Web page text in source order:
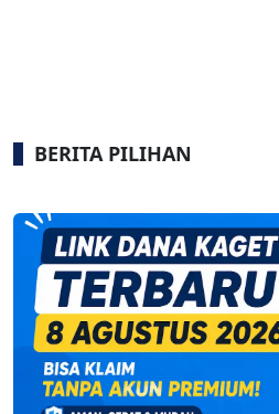
BERITA PILIHAN